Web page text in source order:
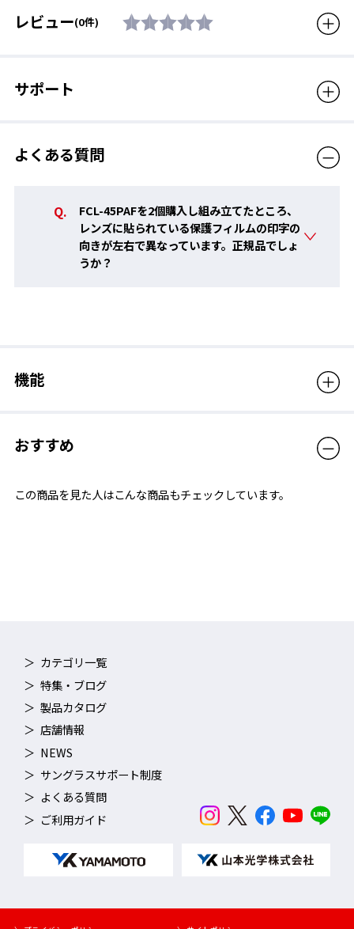
に度数の見え方を確認していただくことをおすすめいたします。
度数の弱いものから順次取りかえて見え方をご
3ｍ離れた位置から「視力目安表」の
レンズの中から、できるだけ度数の弱いもの
1,100円
レビュー(0件)
サポート
よくある質問
FCL-45PAFを2個購入し組み立てたところ、
レンズに貼られている保護フィルムの印字の
向きが左右で異なっています。正規品でしょ
うか？
機能
おすすめ
この商品を見た人はこんな商品もチェックしています。
カテゴリ一覧
特集・ブログ
製品カタログ
店舗情報
NEWS
サングラスサポート制度
よくある質問
ご利用ガイド